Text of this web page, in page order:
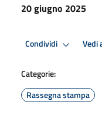
20 giugno 2025
Condividi Vedi
Categorie:
Rassegna stampa